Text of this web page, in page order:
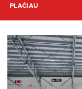
PLAČIAU